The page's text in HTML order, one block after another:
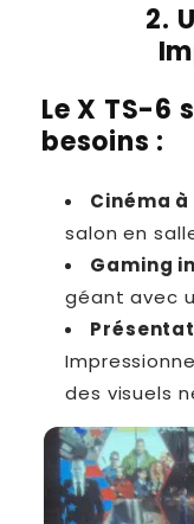
2.
Le X TS-6
besoins :
Cinéma
salon en
Gaming
géant avec
des visuels